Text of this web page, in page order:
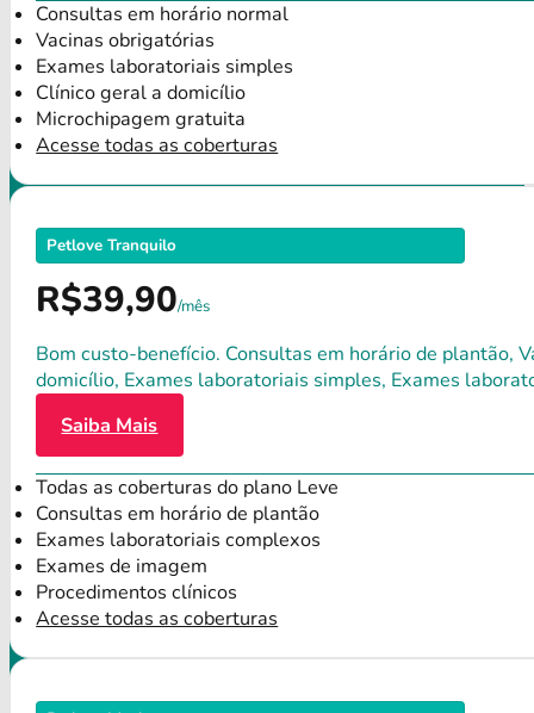
Consultas em horário normal
Vacinas obrigatórias
Exames laboratoriais simples
Clínico geral a domicílio
Microchipagem gratuita
Acesse todas as coberturas
Petlove Tranquilo
R$39,90/mês
Bom custo-benefício. Consultas em horário de plantão,
domicílio, Exames laboratoriais simples, Exames
Saiba Mais
Todas as coberturas do plano Leve
Consultas em horário de plantão
Exames laboratoriais complexos
Exames de imagem
Procedimentos clínicos
Acesse todas as coberturas